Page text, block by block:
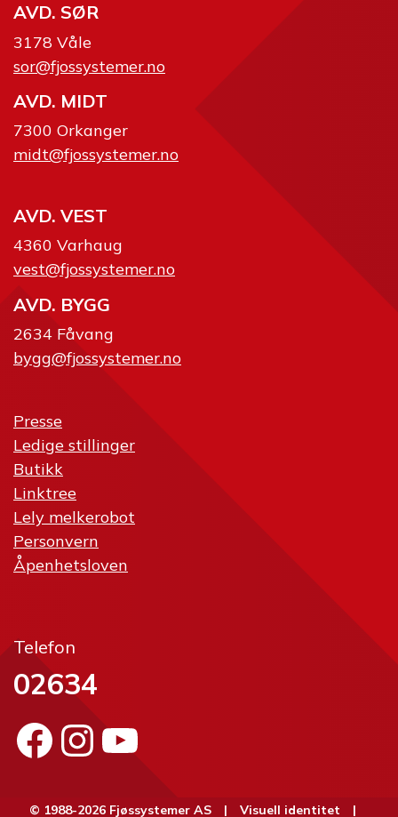
AVD. SØR
3178 Våle
sor@fjossystemer.no
AVD. MIDT
7300 Orkanger
midt@fjossystemer.no
AVD. VEST
4360 Varhaug
vest@fjossystemer.no
AVD. BYGG
2634 Fåvang
bygg@fjossystemer.no
Presse
Ledige stillinger
Butikk
Linktree
Lely melkerobot
Personvern
Åpenhetsloven
Telefon
02634
Facebook
Instagram
YouTube
© 1988-2026 Fjøssystemer AS | Visuell identitet |